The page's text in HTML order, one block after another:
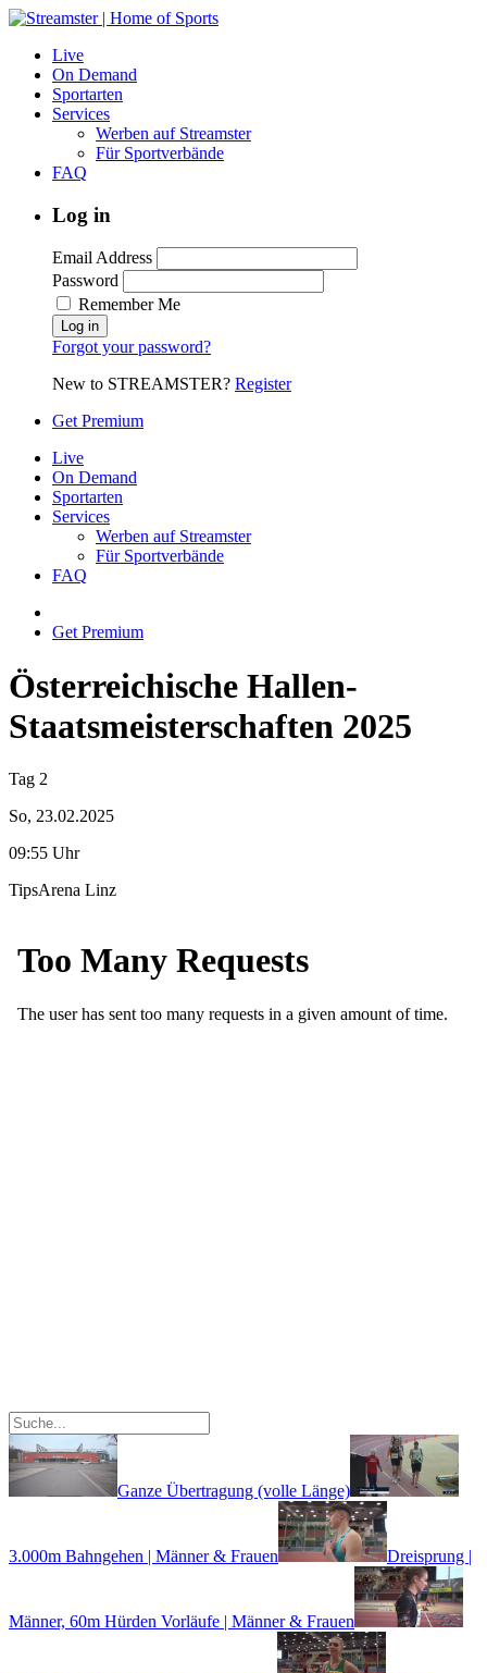
Live
On Demand
Sportarten
Services
Werben auf Streamster
Für Sportverbände
FAQ
Log in
Email Address
Password
Remember Me
Forgot your password?
New to STREAMSTER? Register
Get Premium
Live
On Demand
Sportarten
Services
Werben auf Streamster
Für Sportverbände
FAQ
Get Premium
Österreichische Hallen-
Staatsmeisterschaften 2025
Tag 2
So, 23.02.2025
09:55 Uhr
TipsArena Linz
Ganze Übertragung (volle Länge)
3.000m Bahngehen | Männer & Frauen Dreisprung |
Männer, 60m Hürden Vorläufe | Männer & Frauen